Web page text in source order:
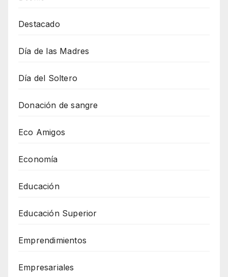
Destacado
Día de las Madres
Día del Soltero
Donación de sangre
Eco Amigos
Economía
Educación
Educación Superior
Emprendimientos
Empresariales